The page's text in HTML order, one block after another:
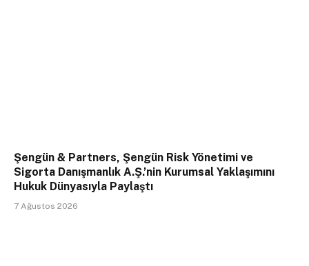
Şengün & Partners, Şengün Risk Yönetimi ve
Sigorta Danışmanlık A.Ş.’nin Kurumsal Yaklaşımını
Hukuk Dünyasıyla Paylaştı
7 Ağustos 2026